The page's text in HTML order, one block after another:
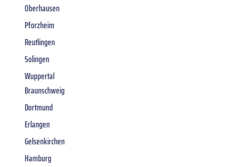
Oberhausen
Pforzheim
Reutlingen
Solingen
Wuppertal
Braunschweig
Dortmund
Erlangen
Gelsenkirchen
Hamburg